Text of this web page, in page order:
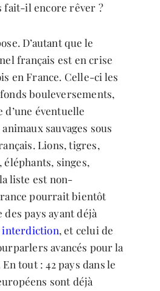
fait-il encore rêver ?
D’autant que le
français est en crise
en France. Celle-ci les
bouleversements,
d’une éventuelle
sauvages sous
Lions, tigres,
singes,
liste est non-
pourrait bientôt
des pays ayant déjà
interdiction, et celui de
avancés pour la
tout : 42 pays dans le
sont déjà